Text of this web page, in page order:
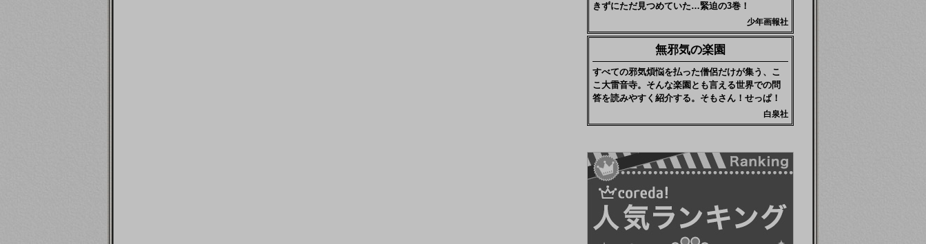
きずにただ見つめていた…緊迫の3巻！
少年画報社
無邪気の楽園
すべての邪気煩悩を払った僧侶だけが集う、こ
こ大雷音寺。そんな楽園とも言える世界での問
答を読みやすく紹介する。そもさん！せっぱ！
白泉社